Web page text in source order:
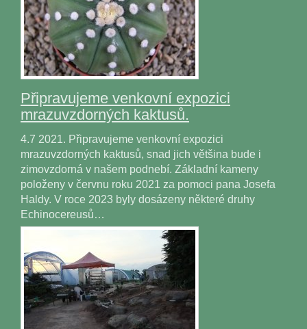
Připravujeme venkovní expozici
mrazuvzdorných kaktusů.
4.7 2021. Připravujeme venkovní expozici
mrazuvzdorných kaktusů, snad jich většina bude i
zimovzdorná v našem podnebí. Základní kameny
položeny v červnu roku 2021 za pomoci pana Josefa
Haldy. V roce 2023 byly dosázeny některé druhy
Echinocereusů…